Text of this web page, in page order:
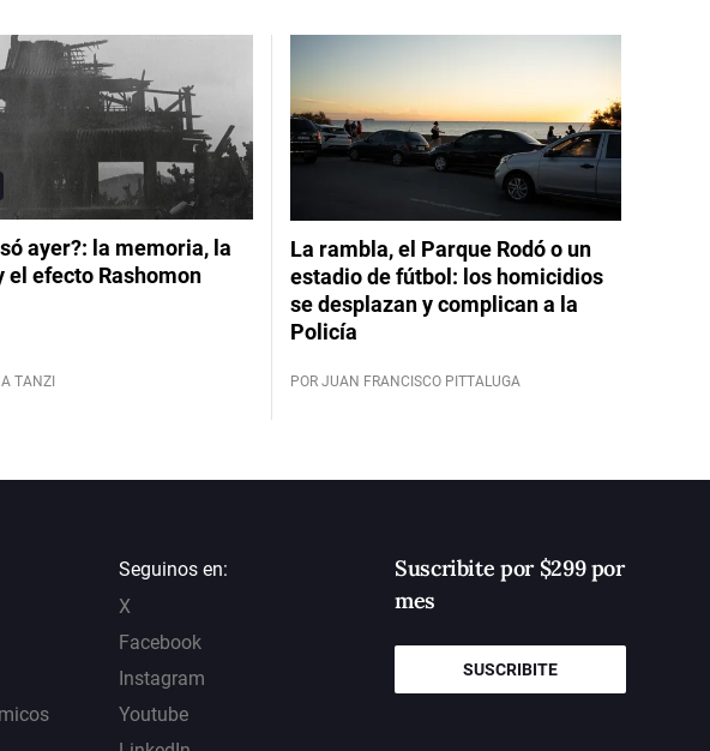
ayer?: la memoria, la
el efecto Rashomon
TANZI
La rambla, el Parque Rodó o un
estadio de fútbol: los homicidios
se desplazan y complican a la
Policía
POR JUAN FRANCISCO PITTALUGA
Seguinos en:
X
Facebook
Instagram
Youtube
Suscribite por $299 por
mes
SUSCRIBITE